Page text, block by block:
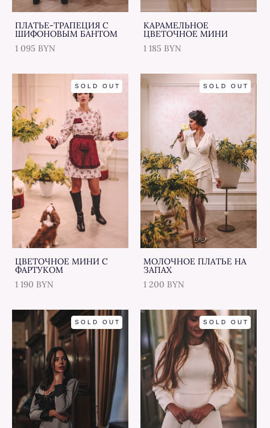
ПЛАТЬЕ-ТРАПЕЦИЯ С
ШИФОНОВЫМ БАНТОМ
1 095 BYN
КАРАМЕЛЬНОЕ
ЦВЕТОЧНОЕ МИНИ
1 185 BYN
SOLD OUT
ЦВЕТОЧНОЕ МИНИ С
ФАРТУКОМ
1 190 BYN
SOLD OUT
МОЛОЧНОЕ ПЛАТЬЕ НА
ЗАПАХ
1 200 BYN
SOLD OUT SOLD OUT